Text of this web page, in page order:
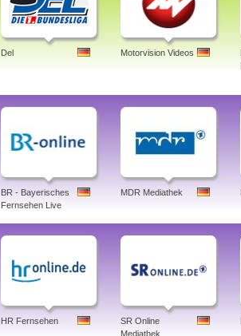
Del Motorvision Videos
BR - Bayerisches
Fernsehen Live
MDR Mediathek
HR Fernsehen
SR Online
Mediathek